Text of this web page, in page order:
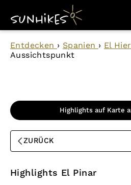
WANDERZIELE
WANDERUNGEN
ENTDECKEN
Entdecken › Spanien › El
Aussichtspunkt
Highlights auf Karte
ZURÜCK
Highlights El Pinar